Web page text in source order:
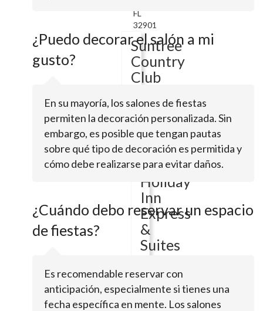
FL
32901
Suntree
Country
Club
Pegasus
CtMelbourne,
FL
32901
Holiday
Inn
Express
&
Suites
Melbourne
¿Puedo decorar el salón a mi
gusto?
En su mayoría, los salones de fiestas
permiten la decoración personalizada. Sin
embargo, es posible que tengan pautas
sobre qué tipo de decoración es permitida y
cómo debe realizarse para evitar daños.
¿Cuándo debo reservar un espacio
de fiestas?
Es recomendable reservar con
anticipación, especialmente si tienes una
fecha específica en mente. Los salones